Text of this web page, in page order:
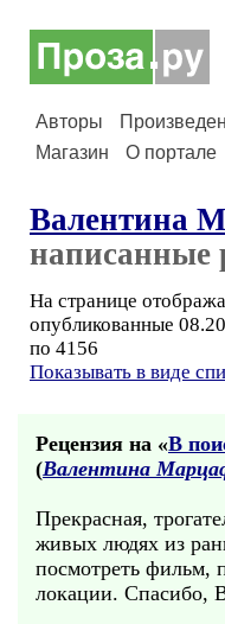
Авторы
Магазин
О портале
Валентина
написанные
На странице
опубликованные
по 4156
Показывать в виде
Рецензия на «В
(Валентина
Прекрасная,
живых людях из
посмотреть фильм,
локации. Спасибо,